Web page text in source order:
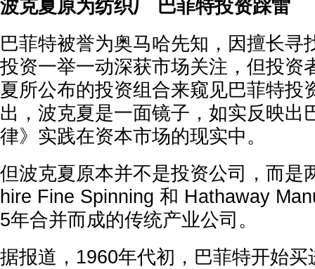
波克夏原为纺织厂 巴菲特投资踩雷
巴菲特被誉为奥马哈先知，因擅长寻
投资一举一动深获市场关注，但投资
夏所公布的投资组合来窥见巴菲特投
出，波克夏是一面镜子，如实反映出
律》实践在资本市场的现实中。
但波克夏原本并不是投资公司，而是
hire Fine Spinning 和 Hathaway
5年合并而成的传统产业公司。
据报道，1960年代初，巴菲特开始